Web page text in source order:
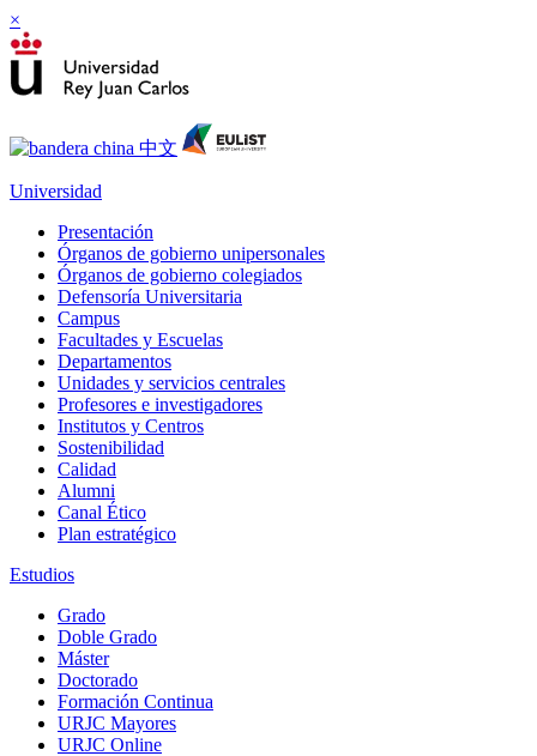
×
Universidad
Presentación
Órganos de gobierno unipersonales
Órganos de gobierno colegiados
Defensoría Universitaria
Campus
Facultades y Escuelas
Departamentos
Unidades y servicios centrales
Profesores e investigadores
Institutos y Centros
Sostenibilidad
Calidad
Alumni
Canal Ético
Plan estratégico
Estudios
Grado
Doble Grado
Máster
Doctorado
Formación Continua
URJC Mayores
URJC Online